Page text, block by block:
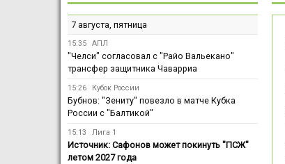
7 августа, пятница
15:35 АПЛ
"Челси" согласовал с "Райо Вальекано"
трансфер защитника Чаварриа
15:26 Кубок России
Бубнов: "Зениту" повезло в матче Кубка
России с "Балтикой"
15:13 Лига 1
Источник: Сафонов может покинуть "ПСЖ"
летом 2027 года